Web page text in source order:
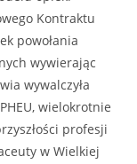
Kontraktu
powołania
wywierając
wywalczyła
wielokrotnie
profesji
w Wielkiej